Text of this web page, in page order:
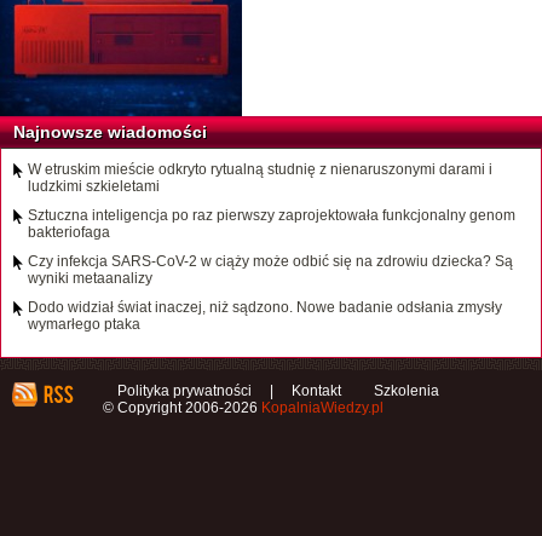
Najnowsze wiadomości
W etruskim mieście odkryto rytualną studnię z nienaruszonymi darami i
ludzkimi szkieletami
Sztuczna inteligencja po raz pierwszy zaprojektowała funkcjonalny genom
bakteriofaga
Czy infekcja SARS-CoV-2 w ciąży może odbić się na zdrowiu dziecka? Są
wyniki metaanalizy
Dodo widział świat inaczej, niż sądzono. Nowe badanie odsłania zmysły
wymarłego ptaka
Polityka prywatności Kontakt
Szkolenia
© Copyright 2006-2026 KopalniaWiedzy.pl